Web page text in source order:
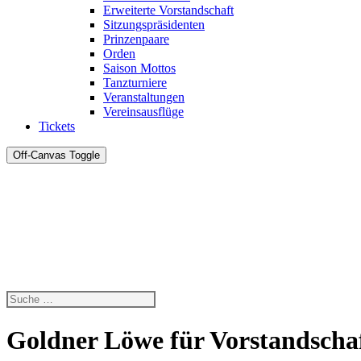
Erweiterte Vorstandschaft
Sitzungspräsidenten
Prinzenpaare
Orden
Saison Mottos
Tanzturniere
Veranstaltungen
Vereinsausflüge
Tickets
Off-Canvas Toggle
Goldner Löwe für